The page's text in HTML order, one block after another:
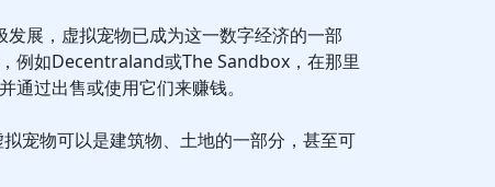
展，虚拟宠物已成为这一数字经济的一部
例如Decentraland或The Sandbox，在那里
通过出售或使用它们来赚钱。
宠物可以是建筑物、土地的一部分，甚至可